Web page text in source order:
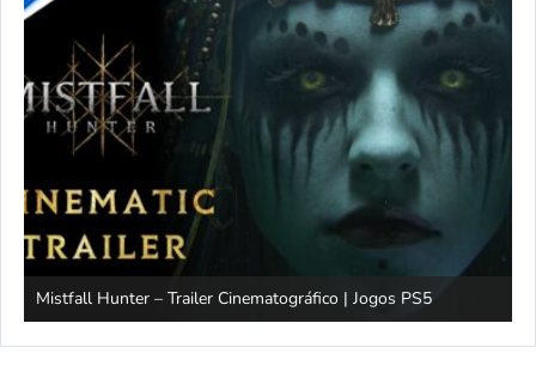
Mistfall Hunter – Trailer Cinematográfico | Jogos PS5